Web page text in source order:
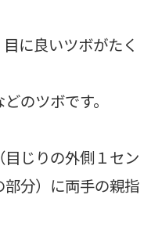
に良いツボがたく
のツボです。
じりの外側１セン
分）に両手の親指